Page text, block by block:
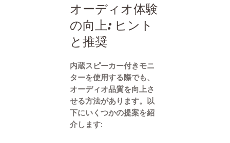
オーディオ体験
の向上: ヒント
と推奨
内蔵スピーカー付きモニ
ターを使用する際でも、
オーディオ品質を向上さ
せる方法があります。以
下にいくつかの提案を紹
介します: